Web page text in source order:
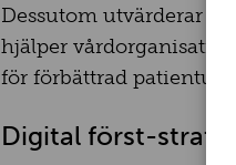
Dessutom utvärderar
hjälper
för förbättrad
Digital först-